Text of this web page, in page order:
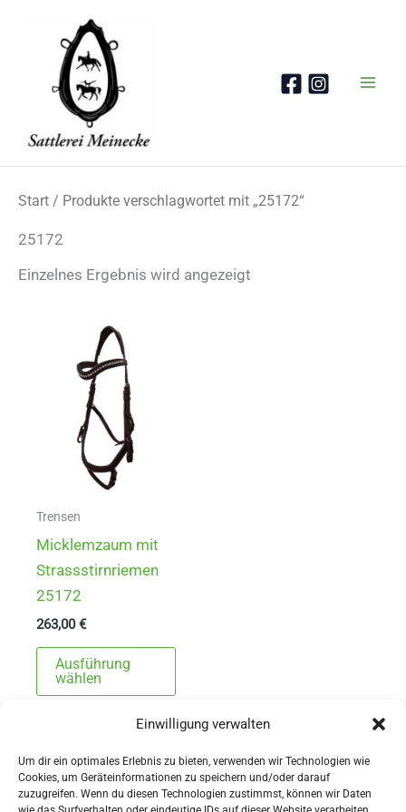
Einwilligung verwalten
Um dir ein optimales Erlebnis zu bieten, verwenden wir Technologien wie
Cookies, um Geräteinformationen zu speichern und/oder darauf
zuzugreifen. Wenn du diesen Technologien zustimmst, können wir Daten
Start / Produkte verschlagwortet mit „25172“
25172
Einzelnes Ergebnis wird angezeigt
Trensen
Micklemzaum mit
Strassstirnriemen
25172
263,00€
Ausführung
wählen
Dieses
mehrere
Varianten
auf.
Die